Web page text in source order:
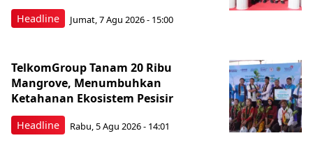
Headline Jumat, 7 Agu 2026 - 15:00
Headline
TelkomGroup Tanam 20 Ribu
Mangrove, Menumbuhkan
Ketahanan Ekosistem Pesisir
Rabu, 5 Agu 2026 - 14:01